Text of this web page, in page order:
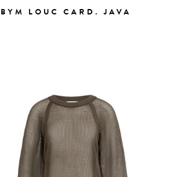
LOUC CARD. JAVA